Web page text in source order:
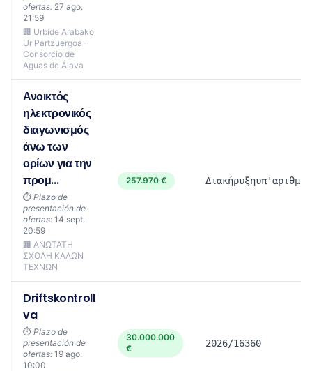
ofertas: 27 ago.
21:59
🏢 Urbide Arabako
Ur Partzuergoa –
Consorcio de
Aguas de Álava
Ανοικτός
ηλεκτρονικός
διαγωνισμός
άνω των
ορίων για την
προμ...
⏱️ Plazo de
presentación de
ofertas: 14 sept.
20:59
🏢 ΑΝΩΤΑΤΗ
ΣΧΟΛΗ ΚΑΛΩΝ
ΤΕΧΝΩΝ
257.970 €
Driftskontroll
va
⏱️ Plazo de
presentación de
ofertas: 19 ago.
10:00
30.000.000
€
2026/16360